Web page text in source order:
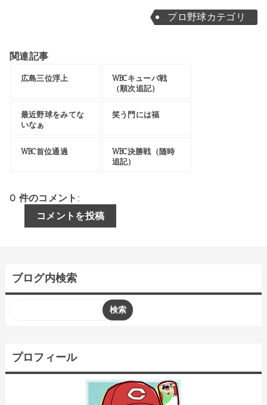
プロ野球カテゴリ
関連記事
広島三位浮上
WBCキューバ戦
（順次追記）
最近野球をみてな
いなぁ
笑う門には福
WBC首位通過
WBC決勝戦（随時
追記）
0 件のコメント:
コメントを投稿
ブログ内検索
プロフィール